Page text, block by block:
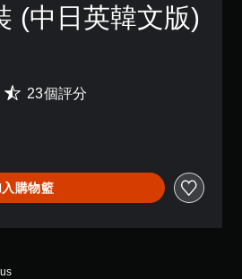
(中日英韓文版)
23個評分
入購物籃